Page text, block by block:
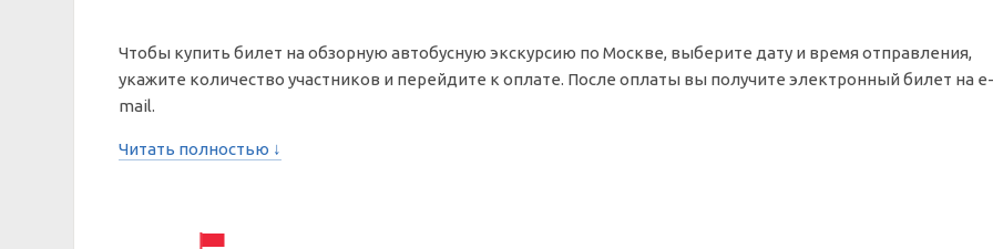
Чтобы купить билет на обзорную автобусную экскурсию по Москве, выберите дату и время отправления,
укажите количество участников и перейдите к оплате. После оплаты вы получите электронный билет на e-
mail.
Читать полностью ↓